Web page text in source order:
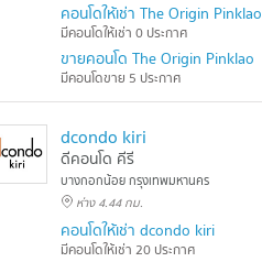
คอนโดให้เช่า The Origin Pinklao
มีคอนโดให้เช่า 0 ประกาศ
ขายคอนโด The Origin Pinklao
มีคอนโดขาย 5 ประกาศ
dcondo kiri
ดีคอนโด คีรี
บางกอกน้อย กรุงเทพมหานคร
ห่าง 4.44 กม.
คอนโดให้เช่า dcondo kiri
มีคอนโดให้เช่า 20 ประกาศ